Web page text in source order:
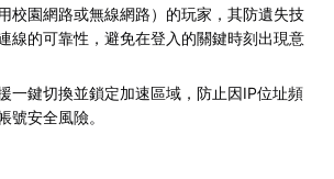
校園網路或無線網路）的玩家，其防遺失技
線的可靠性，避免在登入的關鍵時刻出現意
一鍵切換並鎖定加速區域，防止因IP位址頻
號安全風險。